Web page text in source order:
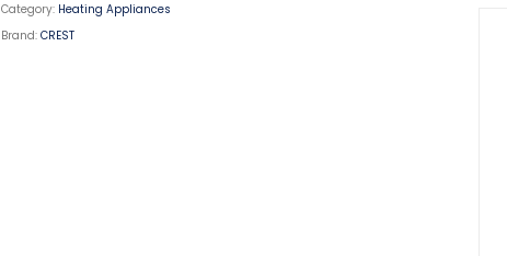
Category: Heating Appliances
Brand:CREST